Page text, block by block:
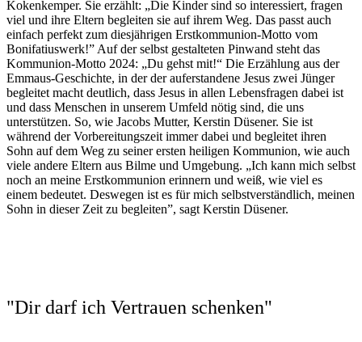
Kokenkemper. Sie erzählt: „Die Kinder sind so interessiert, fragen
viel und ihre Eltern begleiten sie auf ihrem Weg. Das passt auch
einfach perfekt zum diesjährigen Erstkommunion-Motto vom
Bonifatiuswerk!” Auf der selbst gestalteten Pinwand steht das
Kommunion-Motto 2024: „Du gehst mit!“ Die Erzählung aus der
Emmaus-Geschichte, in der der auferstandene Jesus zwei Jünger
begleitet macht deutlich, dass Jesus in allen Lebensfragen dabei ist
und dass Menschen in unserem Umfeld nötig sind, die uns
unterstützen. So, wie Jacobs Mutter, Kerstin Düsener. Sie ist
während der Vorbereitungszeit immer dabei und begleitet ihren
Sohn auf dem Weg zu seiner ersten heiligen Kommunion, wie auch
viele andere Eltern aus Bilme und Umgebung. „Ich kann mich selbst
noch an meine Erstkommunion erinnern und weiß, wie viel es
einem bedeutet. Deswegen ist es für mich selbstverständlich, meinen
Sohn in dieser Zeit zu begleiten”, sagt Kerstin Düsener.
"Dir darf ich Vertrauen schenken"